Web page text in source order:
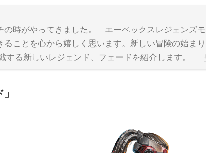
の時がやってきました。「エーペックスレジェンズモ
ことを心から嬉しく思います。新しい冒険の始まり
する新しいレジェンド、フェードを紹介します。